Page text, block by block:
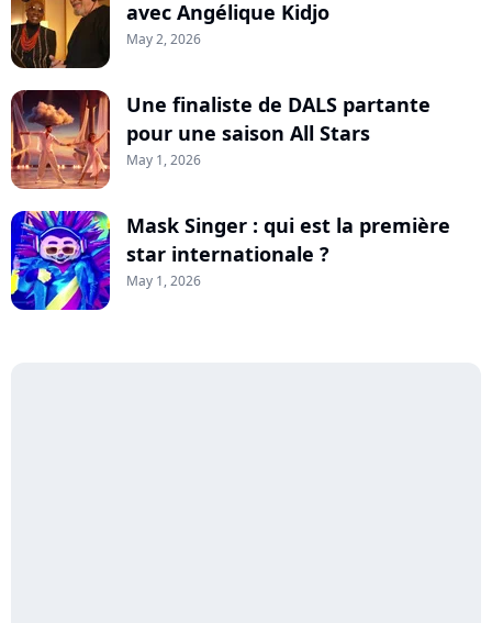
avec Angélique Kidjo
May 2, 2026
Une finaliste de DALS partante
pour une saison All Stars
May 1, 2026
Mask Singer : qui est la première
star internationale ?
May 1, 2026